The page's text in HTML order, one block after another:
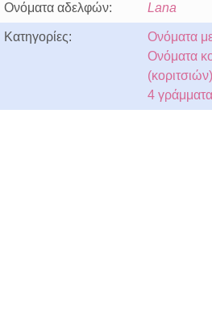
Ονόματα αδελφών: Lana
Κατηγορίες: Ονόματα
Ονόματα
4 γράμματα